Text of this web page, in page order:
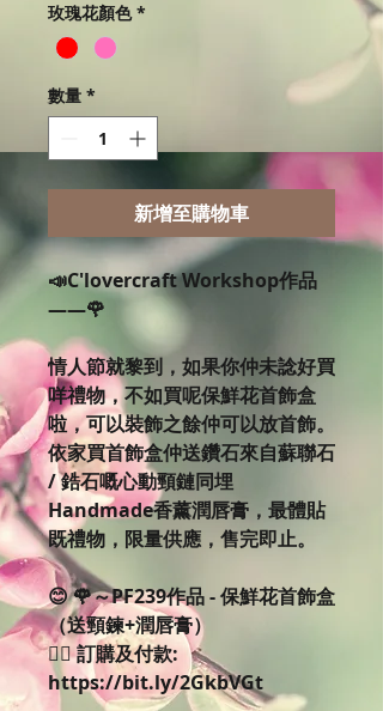
玫瑰花顏色 *
數量 *
新增至購物車
📣C'lovercraft Workshop作品
——🌹
情人節就黎到，如果你仲未諗好買
咩禮物，不如買呢保鮮花首飾盒
啦，可以裝飾之餘仲可以放首飾。
依家買首飾盒仲送鑽石來自蘇聯石
/ 鋯石嘅心動頸鏈同埋
Handmade香薰潤唇膏，最體貼
既禮物，限量供應，售完即止。
😊 🌹～PF239作品 - 保鮮花首飾盒
（送頸鍊+潤唇膏）
👉🏻 訂購及付款:
https://bit.ly/2GkbVGt